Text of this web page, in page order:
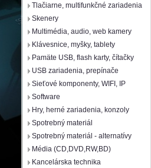
Tlačiarne, multifunkčné zariadenia
Skenery
Multimédia, audio, web kamery
Klávesnice, myšky, tablety
Pamäte USB, flash karty, čítačky
USB zariadenia, prepínače
Sieťové komponenty, WIFI, IP
Software
Hry, herné zariadenia, konzoly
Spotrebný materiál
Spotrebný materiál - alternatívy
Média (CD,DVD,RW,BD)
Kancelárska technika